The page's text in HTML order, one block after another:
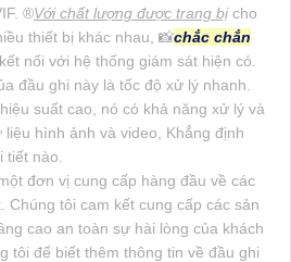
®️Với chất lượng được trang bịcho
thiết bị khác nhau, 📸chắc chắn
nối với hệ thống giám sát hiện có.
đầu ghi này là tốc độ xử lý nhanh.
suất cao, nó có khả năng xử lý và
hình ảnh và video, Khẳng định
nào.
đơn vị cung cấp hàng đầu về các
Chúng tôi cam kết cung cấp các sản
cao an toàn sự hài lòng của khách
tôi để biết thêm thông tin về đầu ghi